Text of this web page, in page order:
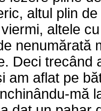
altul plin
altele
nenumărată
Deci trecând
am aflat pe
mă